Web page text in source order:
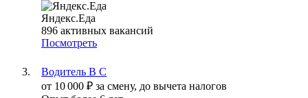
Яндекс.Еда
896 активных вакансий
Посмотреть
Водитель B C
от 10 000 ₽ за смену, до вычета налогов